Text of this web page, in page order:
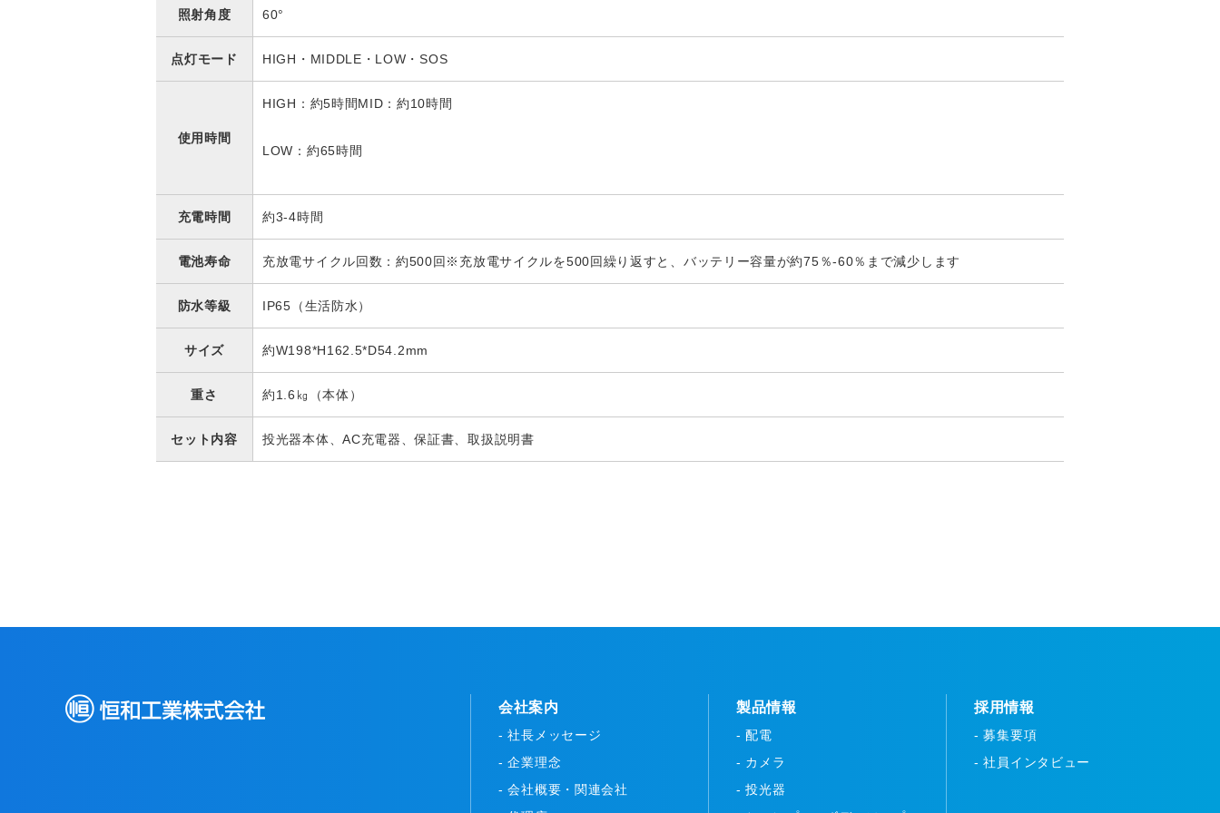
照射角度 60°
点灯モード HIGH・MIDDLE・LOW・SOS
使用時間
HIGH：約5時間MID：約10時間
LOW：約65時間
充電時間 約3-4時間
電池寿命 充放電サイクル回数：約500回※充放電サイクルを500回繰り返すと、バッテリー容量が約75％-60％まで減少します
防水等級 IP65（生活防水）
サイズ 約W198*H162.5*D54.2mm
重さ 約1.6㎏（本体）
セット内容 投光器本体、AC充電器、保証書、取扱説明書
会社案内
- 社長メッセージ
- 企業理念
- 会社概要・関連会社
製品情報
- 配電
- カメラ
- 投光器
採用情報
- 募集要項
- 社員インタビュー